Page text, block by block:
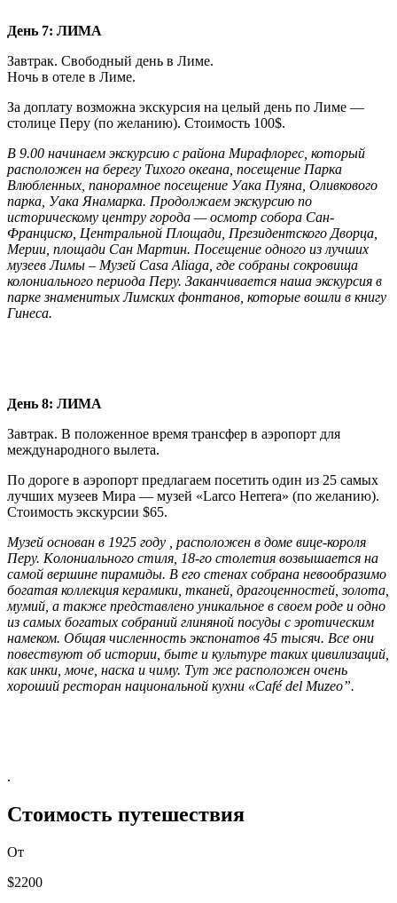
День 7: ЛИМA
Завтрак. Свободный день в Лимe.
Ночь в отеле в Лиме.
За доплату возможна экскурсия на целый день по Лиме —
столице Перу (по желанию). Стоимость 100$.
В 9.00 начинаем экскурсию с района Мирафлорес, который
расположен на берегу Тихого океана, посещение Парка
Влюбленных, панорамное посещение Уака Пуяна, Оливкового
парка, Уака Янамарка. Продолжаем экскурсию по
историческому центру города — осмотр собора Сан-
Франциско, Центральной Площади, Президентского Дворца,
Мерии, площади Caн Maртин. Посещение одного из лучших
музеев Лимы – Музей Casa Aliaga, где собраны сокровища
колониального периода Перу. Заканчивается наша экскурсия в
парке знаменитых Лимских фонтанов, которые вошли в книгу
Гинеса.
День 8: ЛИМA
Завтрак. В положенное время трансфер в аэропорт для
международного вылета.
По дороге в аэропорт предлагаем посетить один из 25 самых
лучших музеев Мира — музей «Larco Herrera» (по желанию).
Стоимость экскурсии $65.
Музей основан в 1925 году , pасположен в доме вице-короля
Перу. Kолониального стиля, 18-го столетия возвышается на
самой вершине пирамиды. В его стенах собрана невообразимо
богатая коллекция керамики, тканей, драгоценностей, золота,
мумий, а также представлено уникальное в своем роде и одно
из самых богатых собраний глиняной посуды с эротическим
намеком. Общая численность экспонатов 45 тысяч. Все они
повествуют об истории, быте и культуре таких цивилизаций,
как инки, моче, наска и чиму. Тут же расположен очень
хороший ресторан национальной кухни «Café del Muzeo”.
.
Стоимость путешествия
От
$2200